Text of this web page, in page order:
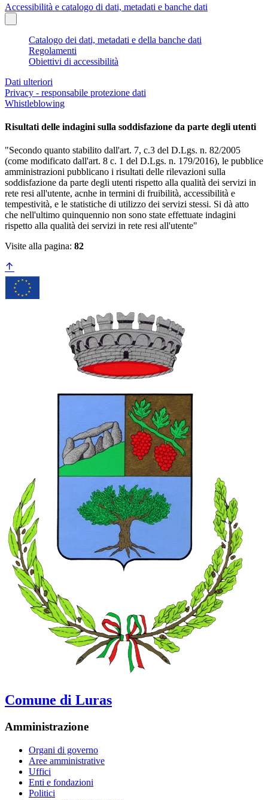
Accessibilità e catalogo di dati, metadati e banche dati
Catalogo dei dati, metadati e della banche dati
Regolamenti
Obiettivi di accessibilità
Dati ulteriori
Privacy - responsabile protezione dati
Whistleblowing
Risultati delle indagini sulla soddisfazione da parte degli utenti
"Secondo quanto stabilito dall'art. 7, c.3 del D.Lgs. n. 82/2005
(come modificato dall'art. 8 c. 1 del D.Lgs. n. 179/2016), le pubblice
amministrazioni pubblicano i risultati delle rilevazioni sulla
soddisfazione da parte degli utenti rispetto alla qualità dei servizi in
rete resi all'utente, acnhe in termini di fruibilità, accessibilità e
tempestività, e le statistiche di utilizzo dei servizi stessi. Si dà atto
che nell'ultimo quinquennio non sono state effettuate indagini
rispetto alla qualità dei servizi in rete resi all'utente"
Visite alla pagina: 82
Comune di Luras
Amministrazione
Organi di governo
Aree amministrative
Uffici
Enti e fondazioni
Politici